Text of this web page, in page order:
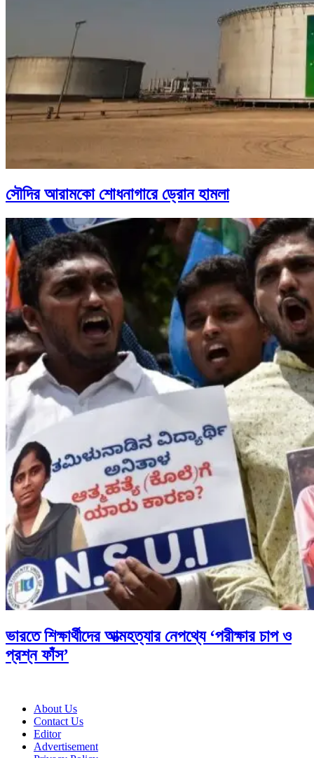
সৌদির আরামকো শোধনাগারে ড্রোন হামলা
ভারতে শিক্ষার্থীদের আত্মহত্যার নেপথ্যে ‘পরীক্ষার চাপ ও
প্রশ্ন ফাঁস’
About Us
Contact Us
Editor
Advertisement